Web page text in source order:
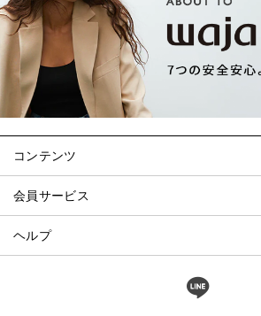
コンテンツ
会員サービス
ヘルプ